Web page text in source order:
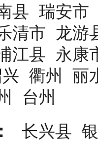
县 瑞安市
清市 龙游
江县
永康
衢州
丽
台州
长兴县